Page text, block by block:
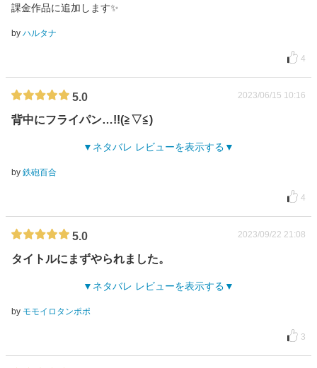
課金作品に追加します✨
by ハルタナ
4
5.0 2023/06/15 10:16
背中にフライパン…!!(⁠≧⁠▽⁠≦⁠)
ネタバレ レビューを表示する
by 鉄砲百合
4
5.0 2023/09/22 21:08
タイトルにまずやられました。
ネタバレ レビューを表示する
by モモイロタンポポ
3